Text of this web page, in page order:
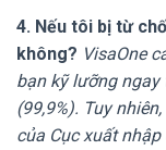
4. Nếu tôi bị từ
không? VisaOne
bạn kỹ lưỡng
(99,9%). Tuy
của Cục xuất